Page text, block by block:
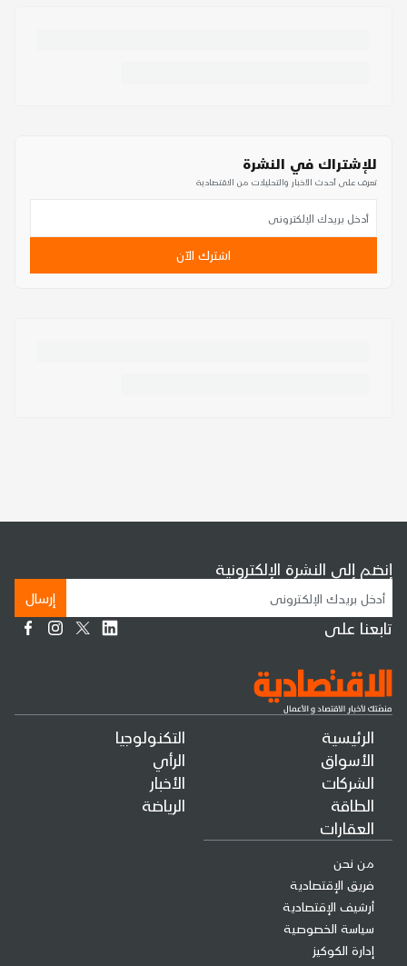
للإشتراك في النشرة
تعرف على أحدث الأخبار والتحليلات من الاقتصادية
اشترك الآن
الرئيسية
الأسواق
الشركات
الطاقة
العقارات
التكنولوجيا
الرأي
الأخبار
الرياضة
من نحن
فريق الإقتصادية
أرشيف الإقتصادية
سياسة الخصوصية
إدارة الكوكيز
إنضم إلى النشرة الإلكترونية
إرسال
تابعنا على